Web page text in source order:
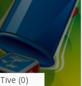
Tive (0)